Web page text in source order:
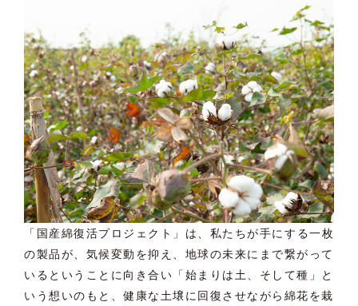
「国産綿復活プロジェクト」は、私たちが手にする一枚
の製品が、 気候変動を抑え、 地球の未来にまで繋がって
いるということに向き合い「 始まりは土、そして種」と
いう想いのもと、健康な土壌に回復させながら綿花を栽